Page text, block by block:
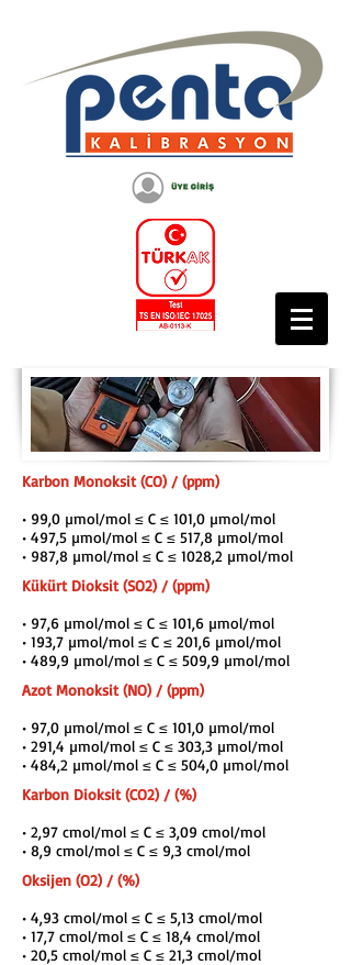
Karbon Monoksit (CO) / (ppm)
• 99,0 µmol/mol ≤ C ≤ 101,0 µmol/mol
• 497,5 µmol/mol ≤ C ≤ 517,8 µmol/mol
• 987,8 µmol/mol ≤ C ≤ 1028,2 µmol/mol
Kükürt Dioksit (SO2) / (ppm)
• 97,6 µmol/mol ≤ C ≤ 101,6 µmol/mol
• 193,7 µmol/mol ≤ C ≤ 201,6 µmol/mol
• 489,9 µmol/mol ≤ C ≤ 509,9 µmol/mol
Azot Monoksit (NO) / (ppm)
• 97,0 µmol/mol ≤ C ≤ 101,0 µmol/mol
• 291,4 µmol/mol ≤ C ≤ 303,3 µmol/mol
• 484,2 µmol/mol ≤ C ≤ 504,0 µmol/mol
Karbon Dioksit (CO2) / (%)
• 2,97 cmol/mol ≤ C ≤ 3,09 cmol/mol
• 8,9 cmol/mol ≤ C ≤ 9,3 cmol/mol
Oksijen (O2) / (%)
• 4,93 cmol/mol ≤ C ≤ 5,13 cmol/mol
• 17,7 cmol/mol ≤ C ≤ 18,4 cmol/mol
• 20,5 cmol/mol ≤ C ≤ 21,3 cmol/mol